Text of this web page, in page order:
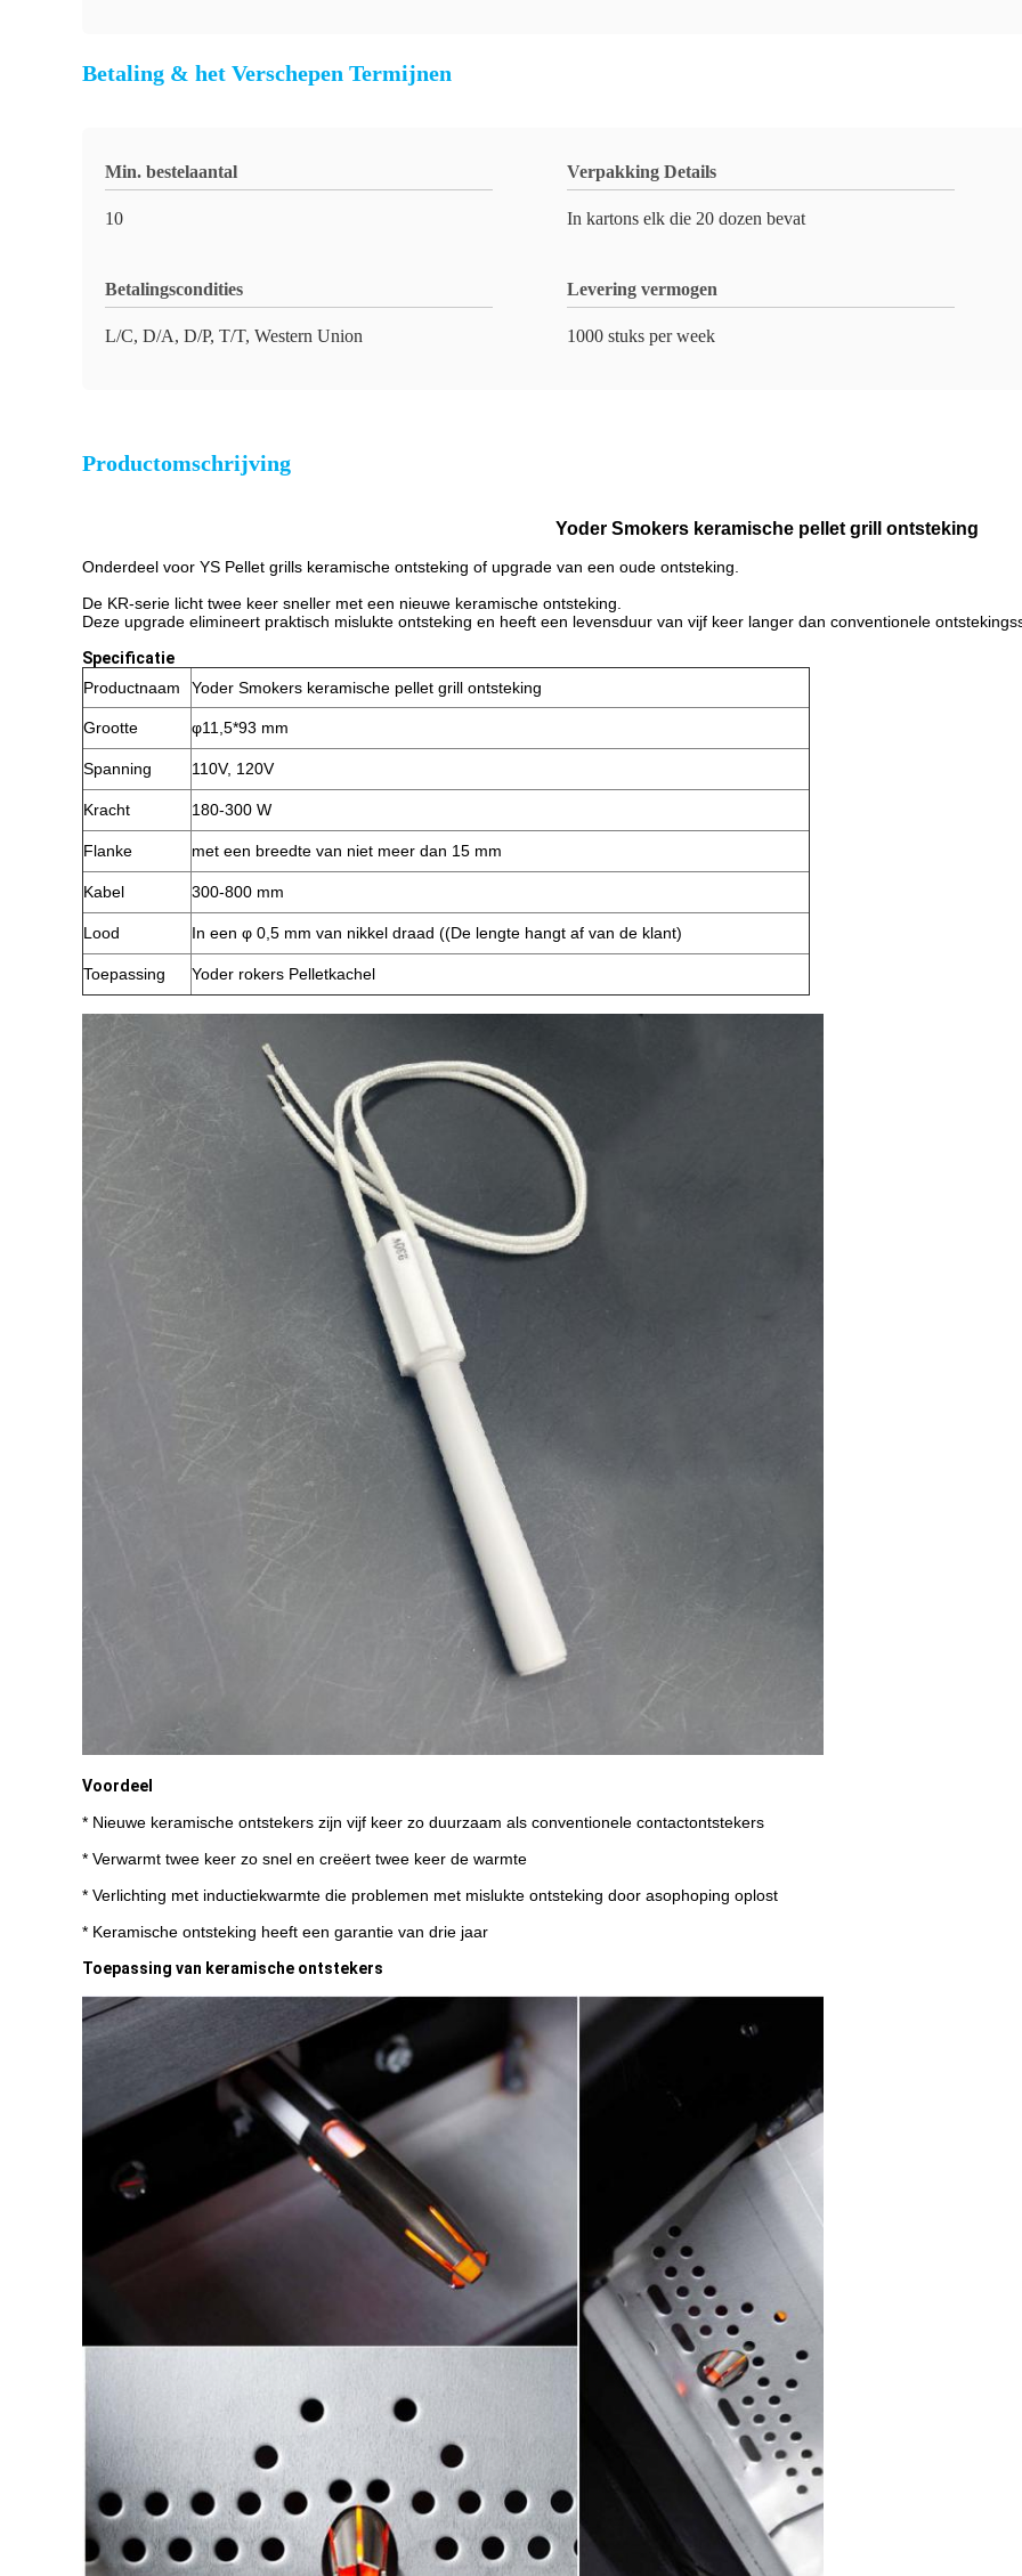
Betaling & het Verschepen Termijnen
Min. bestelaantal
10
Verpakking Details
In kartons elk die 20 dozen bevat
Betalingscondities
L/C, D/A, D/P, T/T, Western Union
Levering vermogen
1000 stuks per week
Productomschrijving
Yoder Smokers keramische pellet grill ontsteking
Onderdeel voor YS Pellet grills keramische ontsteking of upgrade van een oude ontsteking.
De KR-serie licht twee keer sneller met een nieuwe keramische ontsteking.
Deze upgrade elimineert praktisch mislukte ontsteking en heeft een levensduur van vijf keer langer dan conventionele
Specificatie
Productnaam
Yoder Smokers keramische pellet grill ontsteking
Grootte φ11,5*93 mm
Spanning 110V, 120V
Kracht 180-300 W
Flanke met een breedte van niet meer dan 15 mm
Kabel 300-800 mm
Lood In een φ 0,5 mm van nikkel draad ((De lengte hangt af van de klant)
Toepassing Yoder rokers Pelletkachel
Voordeel
* Nieuwe keramische ontstekers zijn vijf keer zo duurzaam als conventionele contactontstekers
* Verwarmt twee keer zo snel en creëert twee keer de warmte
* Verlichting met inductiekwarmte die problemen met mislukte ontsteking door asophoping oplost
* Keramische ontsteking heeft een garantie van drie jaar
Toepassing van keramische ontstekers